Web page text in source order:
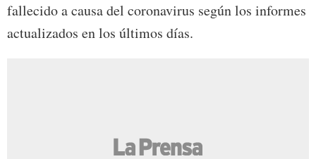
fallecido a causa del coronavirus según los informes
actualizados en los últimos días.